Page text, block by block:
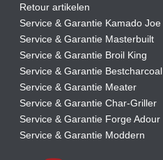
Retour artikelen
Service & Garantie Kamado Joe
Service & Garantie Masterbuilt
Service & Garantie Broil King
Service & Garantie Bestcharcoal
Service & Garantie Meater
Service & Garantie Char-Griller
Service & Garantie Forge Adour
Service & Garantie Moddern